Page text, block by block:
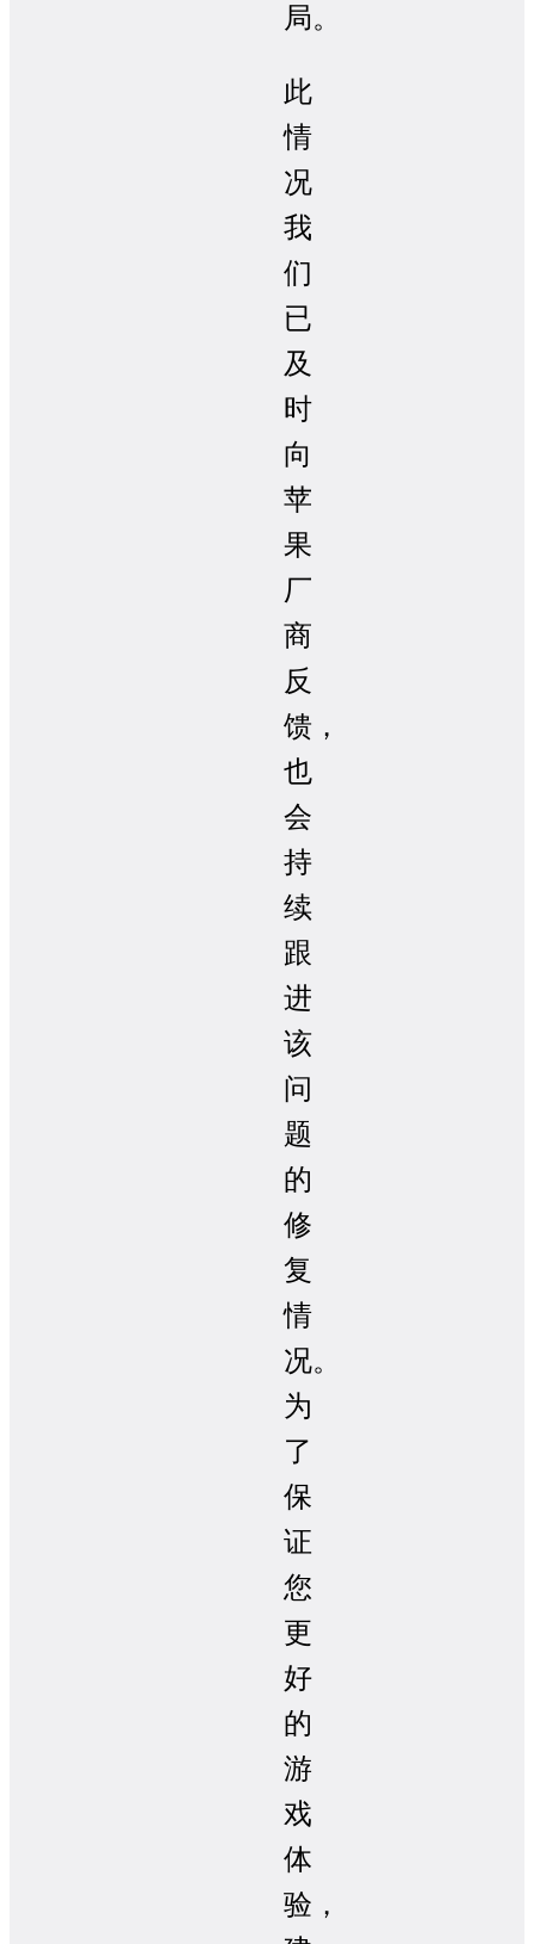
局。
此
情
况
我
们
已
及
时
向
苹
果
厂
商
反
馈，
也
会
持
续
跟
进
该
问
题
的
修
复
情
况。
为
了
保
证
您
更
好
的
游
戏
体
验，